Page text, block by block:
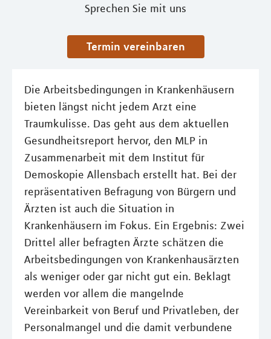
Sprechen Sie mit uns
Termin vereinbaren
Die Arbeitsbedingungen in Krankenhäusern
bieten längst nicht jedem Arzt eine
Traumkulisse. Das geht aus dem aktuellen
Gesundheitsreport hervor, den MLP in
Zusammenarbeit mit dem Institut für
Demoskopie Allensbach erstellt hat. Bei der
repräsentativen Befragung von Bürgern und
Ärzten ist auch die Situation in
Krankenhäusern im Fokus. Ein Ergebnis: Zwei
Drittel aller befragten Ärzte schätzen die
Arbeitsbedingungen von Krankenhausärzten
als weniger oder gar nicht gut ein. Beklagt
werden vor allem die mangelnde
Vereinbarkeit von Beruf und Privatleben, der
Personalmangel und die damit verbundene